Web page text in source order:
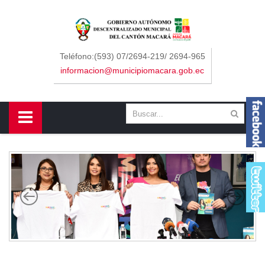
Teléfono:(593) 07/2694-219/ 2694-965
informacion@municipiomacara.gob.ec
Sidebar Menu
Concejo
Departamentos
Contáctenos
Macará
Cantón
Himno a Macará
Símbolos Patrios